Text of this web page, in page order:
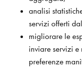
analisi
servizi offerti
migliorare le
inviare servizi
preferenze